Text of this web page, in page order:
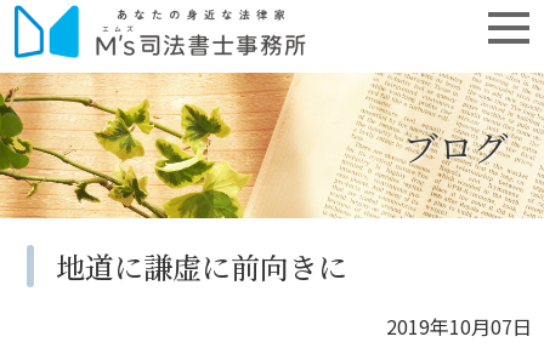
ブログ
地道に謙虚に前向きに
2019年10月07日